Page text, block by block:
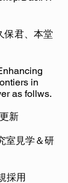
保君、本堂
in
as follws.
新
室見学＆研
採用